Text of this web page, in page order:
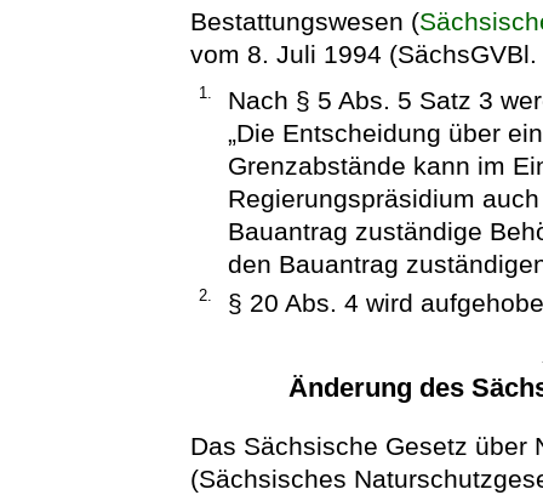
Bestattungswesen (
vom 8. Juli 1994
1.
Nach § 5 Abs. 5 Satz 3
„Die Entscheidung über
Grenzabstände kann im
Regierungspräsidium
Bauantrag zuständige
den Bauantrag
2. § 20 Abs. 4 wird
Änderung des
Das Sächsische Gesetz über
(Sächsisches